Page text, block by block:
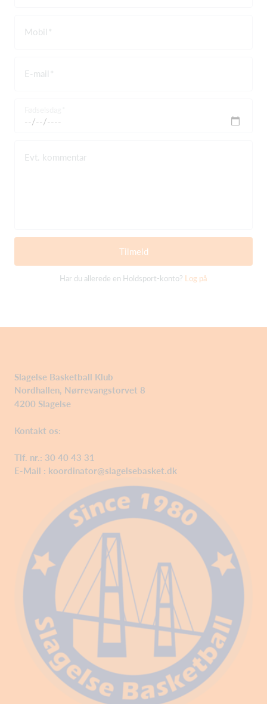
Mobil
E-mail
Evt. kommentar
Tilmeld
Har du allerede en Holdsport-konto? Log på
Slagelse Basketball Klub
Nordhallen, Nørrevangstorvet 8
4200 Slagelse
Kontakt os:
Tlf. nr.: 30 40 43 31
E-Mail : koordinator@slagelsebasket.dk